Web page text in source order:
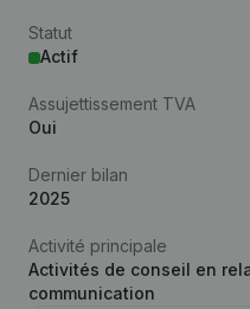
Statut
Actif
Assujettissement TVA
Oui
Dernier bilan
2025
Activité principale
Activités de conseil en
communication